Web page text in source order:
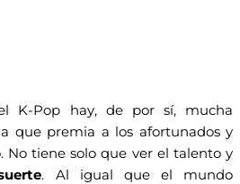
K-Pop hay, de por sí, mucha
que premia a los afortunados y
No tiene solo que ver el talento y
. Al igual que el mundo